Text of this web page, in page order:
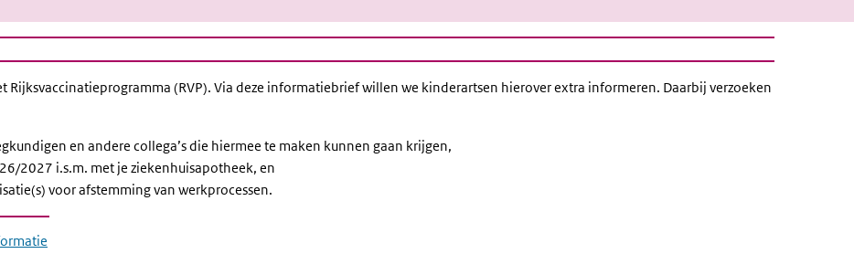
(RVP). Via deze informatiebrief willen we kinderartsen hierover extra informeren. Daarbij verzoeken
en andere collega’s die hiermee te maken kunnen gaan krijgen,
2027 i.s.m. met je ziekenhuisapotheek, en
voor afstemming van werkprocessen.